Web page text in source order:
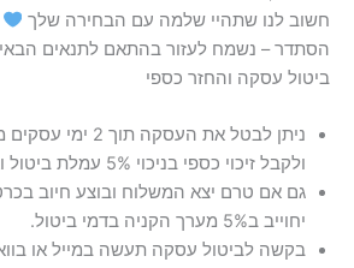
הסתדר – נשמח לעזור בהתאם לתנאים
ניתן לבטל את
ולקבל זיכוי כספי בניכוי 5% עמלת ביטול ובניכוי עלות המשלוח.
גם אם טרם יצא המשלוח ובוצע חיוב
יחוייב ב5% מערך הקניה בדמי ביטול.
בקשה לביטול עסקה תעשה במייל או